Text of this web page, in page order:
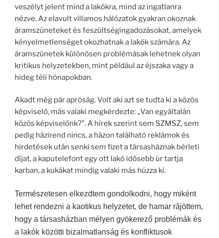
veszélyt jelent mind a lakókra, mind az ingatlanra
nézve. Az elavult villamos hálózatok gyakran okoznak
áramszüneteket és feszültségingadozásokat, amelyek
kényelmetlenséget okozhatnak a lakók számára. Az
áramszünetek különösen problémásak lehetnek olyan
kritikus helyzetekben, mint például az éjszaka vagy a
hideg téli hónapokban.
Akadt még pár apróság. Volt aki azt se tudta ki a közös
képviselő, más valaki megkérdezte: „Van egyáltalán
közös képviselőnk?”. A hírek szerint sem SZMSZ, sem
pedig házirend nincs, a házon található reklámok és
hirdetések után senki sem fizet a társasháznak bérleti
díjat, a kaputelefont egy ott lakó idősebb úr tartja
karban, a kukákat mindig valaki más húzza ki.
Természetesen elkezdtem gondolkodni, hogy miként
lehet rendezni a kaotikus helyzetet, de hamar rájöttem,
hogy a társasházban mélyen gyökerező problémák és
a lakók közötti bizalmatlanság és konfliktusok